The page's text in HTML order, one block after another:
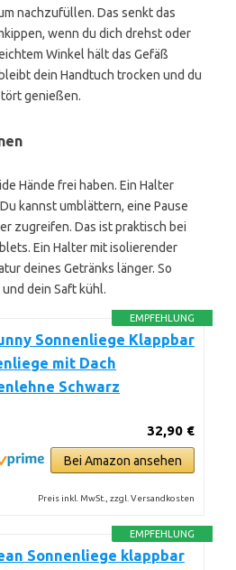
nachzufüllen. Das senkt das
wenn du dich drehst oder
Winkel hält das Gefäß
dein Handtuch trocken und du
genießen.
Hände frei haben. Ein Halter
kannst umblättern, eine Pause
zugreifen. Das ist praktisch bei
Ein Halter mit isolierender
deines Getränks länger. So
dein Saft kühl.
EMPFEHLUNG
Sonnenliege Klappbar
mit Dach
Schwarz
32,90 €
Bei Amazon ansehen
Preis inkl. MwSt., zzgl. Versandkosten
EMPFEHLUNG
Sonnenliege klappbar